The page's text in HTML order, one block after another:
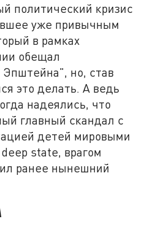
политический кризис
уже привычным
в рамках
обещал
Эпштейна", но, став
это делать. А ведь
надеялись, что
главный скандал с
детей мировыми
state, врагом
ранее нынешний